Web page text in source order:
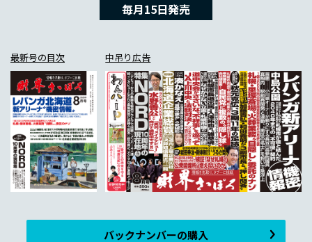
毎月15日発売
最新号の目次 中吊り広告
バックナンバーの購入